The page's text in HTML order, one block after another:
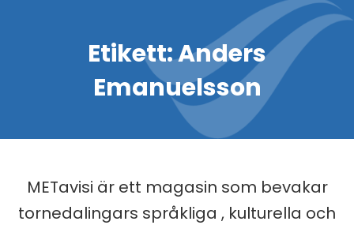
Etikett:Anders
Emanuelsson
METavisi är ett magasin som bevakar
tornedalingars språkliga , kulturella och